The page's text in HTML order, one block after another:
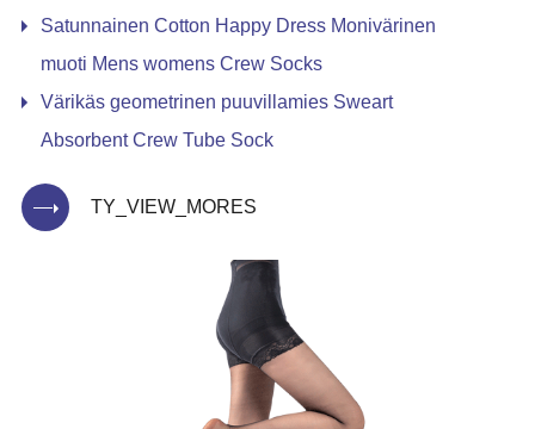
Satunnainen Cotton Happy Dress Monivärinen
muoti Mens womens Crew Socks
Värikäs geometrinen puuvillamies Sweart
Absorbent Crew Tube Sock
TY_VIEW_MORES